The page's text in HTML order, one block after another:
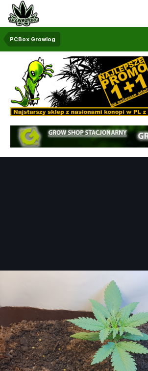
PCBox Growlog